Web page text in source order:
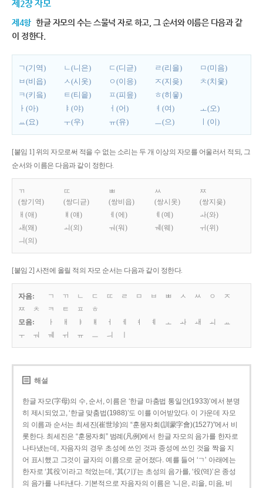
제2장 자모
제4항 한글 자모의 수는 스물넉 자로 하고, 그 순서와 이름은 다음과 같
이 정한다.
ㄱ(기역) ㄴ(니은) ㄷ(디귿) ㄹ(리을)
ㅁ(미음)
ㅂ(비읍)
ㅅ(시옷) ㅇ(이응) ㅈ(지읒)
ㅊ(치읓)
ㅋ(키읔)
ㅌ(티읕) ㅍ(피읖)
ㅎ(히읗)
ㅏ(아)
ㅑ(야) ㅓ(어) ㅕ(여)
ㅗ(오)
ㅛ(요)
ㅜ(우) ㅠ(유) ㅡ(으) ㅣ(이)
[붙임 1] 위의 자모로써 적을 수 없는 소리는 두 개 이상의 자모를 어울러서 적되, 그
순서와 이름은 다음과 같이 정한다.
ㄲ
(쌍기역)
ㄸ
(쌍디귿)
ㅃ
(쌍비읍)
ㅆ
(쌍시옷)
ㅉ
(쌍지읒)
ㅐ(애)
ㅒ(얘) ㅔ(에) ㅖ(예)
ㅘ(와)
ㅙ(왜)
ㅚ(외) ㅝ(워) ㅞ(웨)
ㅟ(위)
ㅢ(의)
[붙임 2] 사전에 올릴 적의 자모 순서는 다음과 같이 정한다.
자음: ㄱ ㄲ ㄴ ㄷ ㄸ ㄹ ㅁ ㅂ ㅃ ㅅ ㅆ ㅇ
ㅈ
ㅉ
ㅊ ㅋ ㅌ ㅍ
ㅎ
모음:
ㅏ ㅐ ㅑ ㅒ ㅓ ㅔ ㅕ ㅖ ㅗ ㅘ ㅙ ㅚ
ㅛ
ㅜ
ㅝ ㅞ ㅟ ㅠ ㅡ ㅢ
해설
한글 자모(字母)의 수, 순서, 이름은 ‘한글 마춤법 통일안(1933)’에서 분명
히 제시되었고, ‘한글 맞춤법(1988)’도 이를 이어받았다. 이 가운데 자모
의 이름과 순서는 최세진(崔世珍)의 “훈몽자회(訓蒙字會)(1527)”에서 비
롯한다. 최세진은 “훈몽자회” 범례(凡例)에서 한글 자모의 음가를 한자로
나타냈는데, 자음자의 경우 초성에 쓰인 것과 종성에 쓰인 것을 짝을 지
어 표시했고 그것이 글자의 이름으로 굳어졌다. 예를 들어 ‘ㄱ’ 아래에는
한자로 ‘其役’이라고 적었는데, ‘其(기)’는 초성의 음가를, ‘役(역)’은 종성
의 음가를 나타낸다. 기본적으로 자음자의 이름은 ‘니은, 리을, 미음, 비